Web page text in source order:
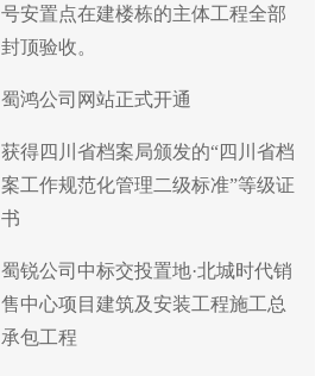
号安置点在建楼栋的主体工程全部
封顶验收。
蜀鸿公司网站正式开通
获得四川省档案局颁发的“四川省档
案工作规范化管理二级标准”等级证
书
蜀锐公司中标交投置地·北城时代销
售中心项目建筑及安装工程施工总
承包工程